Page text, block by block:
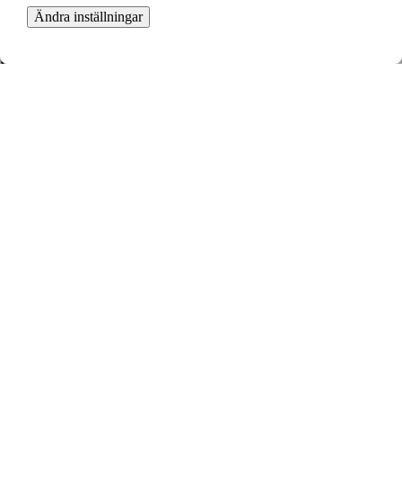
Ändra inställningar
Så enkelt byter du lägenhet i
lägenhetsbyte